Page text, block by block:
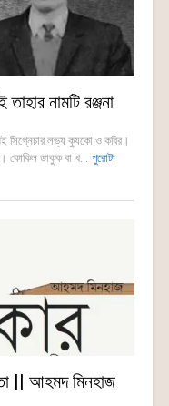
নামটি রঞ্জনা
সিগ্নেচার লভ্য ক্যুকো ও কবির।
কোকিল ডাকুক বা খ... পুরোটা
|| আহমদ মিনহাজ